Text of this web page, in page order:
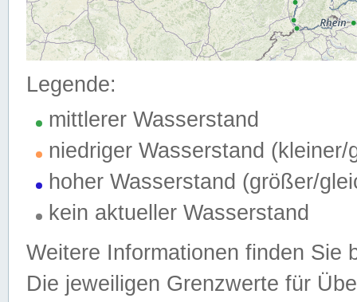
Legende:
mittlerer Wasserstand
niedriger Wasserstand (kleiner/
hoher Wasserstand (größer/
kein aktueller Wasserstand
Weitere Informationen finden Sie
Die jeweiligen Grenzwerte für